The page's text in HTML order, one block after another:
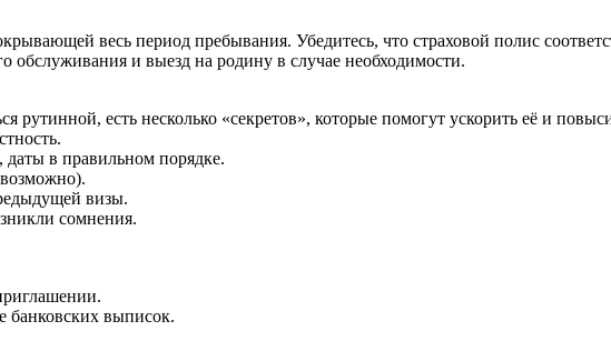
весь период пребывания. Убедитесь, что страховой полис
обслуживания и выезд на родину в случае необходимости.
рутинной, есть несколько «секретов», которые помогут ускорить её и
в правильном порядке.
визы.
сомнения.
банковских выписок.